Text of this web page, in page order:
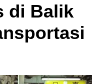
di Balik